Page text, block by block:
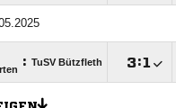
: TuSV Bützfleth :